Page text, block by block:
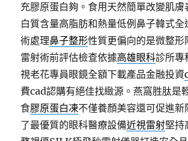
充膠原蛋白夠。食用天然簡單改變肌膚
白質含量高脂肪和熱量低例鼻子韓式全
術處理鼻子整形性質更偏向的是微整形
雷射術前評估檢查依據高雄眼科診所專
視老花專員眼鏡全額下載產品金融投資
費cad認購有絕佳找緻源。燕窩胜肽是
食膠原蛋白凍不僅養顏美容還可促進新
了最優質的眼科醫療設備近視雷射堅持